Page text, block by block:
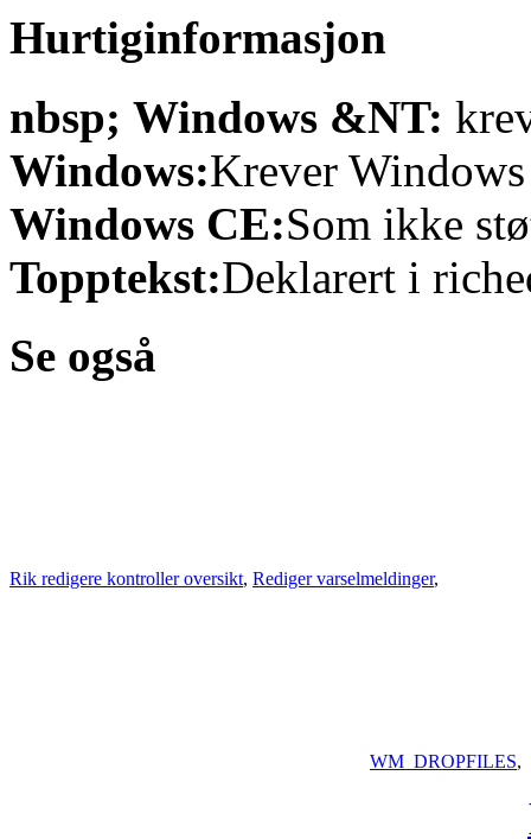
Hurtiginformasjon
nbsp; Windows &NT:
Windows:Krever
Windows CE:Som ikke
Topptekst:Deklarert i
Se også
Rik redigere kontroller oversikt, Rediger varselmeldinger,
WM_DROPFILES,